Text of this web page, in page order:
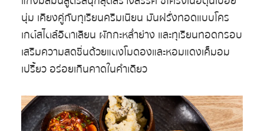
นุ่ม เคียงคู่กับทุเรียนครีมเนียน มันฝรั่งทอดแบบโคร
เกต์สไตล์อิตาเลียน ผักกะหล่ำย่าง และทุเรียนทอดกรอบ
เสริมความสดชื่นด้วยแตงโมดองและหอมแดงเค็มอม
เปรี้ยว อร่อยเกินคาดในคำเดียว